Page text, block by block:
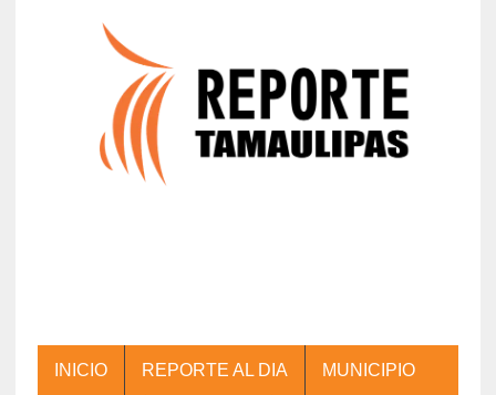
INICIO REPORTE AL DIA MUNICIPIO